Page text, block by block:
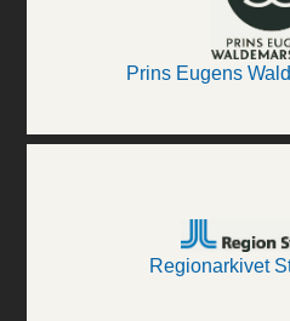
Prins Eugens
Regionarkivet